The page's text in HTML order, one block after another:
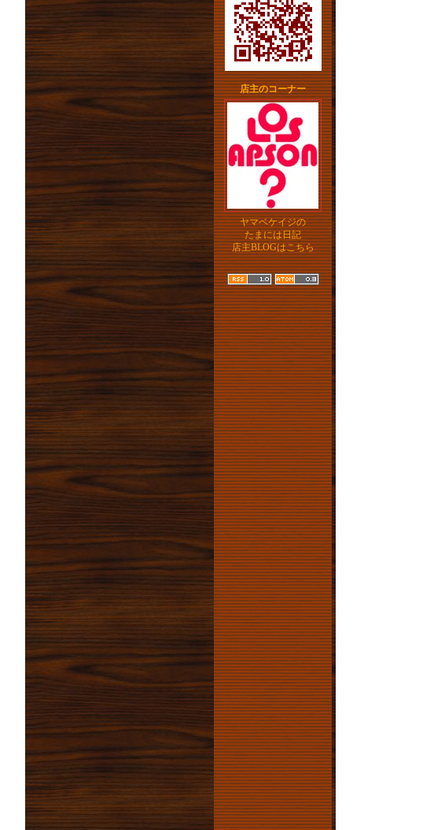
店主のコーナー
ヤマベケイジの
たまには日記
店主BLOGはこちら